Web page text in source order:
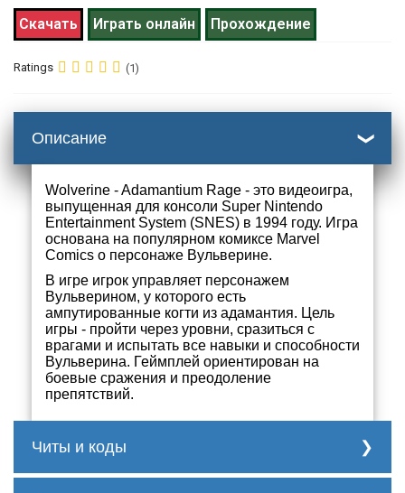
Скачать Играть онлайн Прохождение
Ratings (1)
Описание
Wolverine - Adamantium Rage - это видеоигра,
выпущенная для консоли Super Nintendo
Entertainment System (SNES) в 1994 году. Игра
основана на популярном комиксе Marvel
Comics о персонаже Вульверине.
В игре игрок управляет персонажем
Вульверином, у которого есть
ампутированные когти из адамантия. Цель
игры - пройти через уровни, сразиться с
врагами и испытать все навыки и способности
Вульверина. Геймплей ориентирован на
боевые сражения и преодоление
препятствий.
Читы и коды